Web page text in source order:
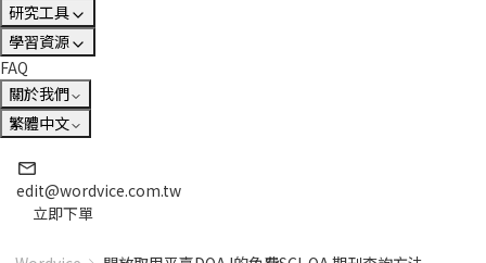
研究工具
學習資源
FAQ
關於我們
繁體中文
edit@wordvice.com.tw
立即下單